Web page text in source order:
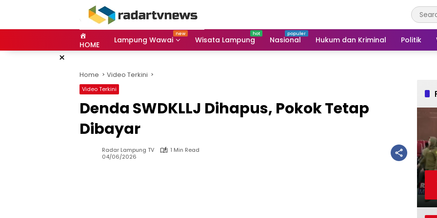
HOME Lampung Wawai Wisata Lampung Nasional Hukum dan Kriminal Politik
×
Home Video Terkini
Video Terkini
Denda SWDKLLJ Dihapus, Pokok Tetap
Dibayar
Radar Lampung TV
1 Min Read
04/06/2026